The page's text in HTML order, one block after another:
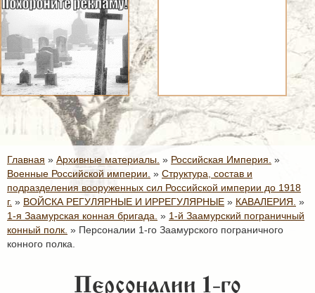
Главная » Архивные материалы. » Российская Империя. »
Военные Российской империи. » Структура, состав и
подразделения вооруженных сил Российской империи до 1918
г. » ВОЙСКА РЕГУЛЯРНЫЕ И ИРРЕГУЛЯРНЫЕ » КАВАЛЕРИЯ. »
1-я Заамурская конная бригада. » 1-й Заамурский пограничный
конный полк. » Персоналии 1-го Заамурского пограничного
конного полка.
Персоналии 1-го